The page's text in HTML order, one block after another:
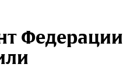
Федерации